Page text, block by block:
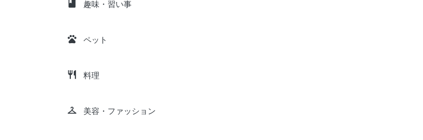
class 趣味・習い事
pets ペット
restaurant 料理
checkroom 美容・ファッション